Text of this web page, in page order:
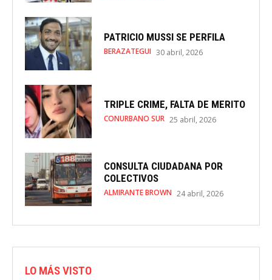
PATRICIO MUSSI SE PERFILA
BERAZATEGUI 30 abril, 2026
TRIPLE CRIME, FALTA DE MERITO
CONURBANO SUR 25 abril, 2026
CONSULTA CIUDADANA POR
COLECTIVOS
ALMIRANTE BROWN 24 abril, 2026
LO MÁS VISTO